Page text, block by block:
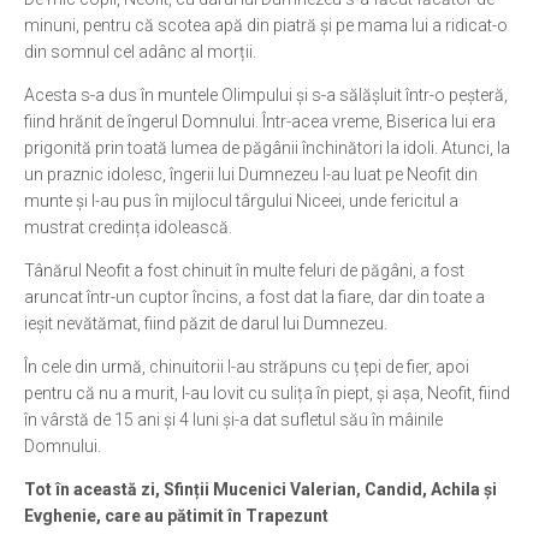
minuni, pentru că scotea apă din piatră și pe mama lui a ridicat-o
din somnul cel adânc al morții.
Acesta s-a dus în muntele Olimpului și s-a sălășluit într-o peșteră,
fiind hrănit de îngerul Domnului. Într-acea vreme, Biserica lui era
prigonită prin toată lumea de păgânii închinători la idoli. Atunci, la
un praznic idolesc, îngerii lui Dumnezeu l-au luat pe Neofit din
munte și l-au pus în mijlocul târgului Niceei, unde fericitul a
mustrat credința idolească.
Tânărul Neofit a fost chinuit în multe feluri de păgâni, a fost
aruncat într-un cuptor încins, a fost dat la fiare, dar din toate a
ieșit nevătămat, fiind păzit de darul lui Dumnezeu.
În cele din urmă, chinuitorii l-au străpuns cu țepi de fier, apoi
pentru că nu a murit, l-au lovit cu sulița în piept, și așa, Neofit, fiind
în vârstă de 15 ani și 4 luni și-a dat sufletul său în mâinile
Domnului.
Tot în această zi, Sfinții Mucenici Valerian, Candid, Achila și
Evghenie, care au pătimit în Trapezunt